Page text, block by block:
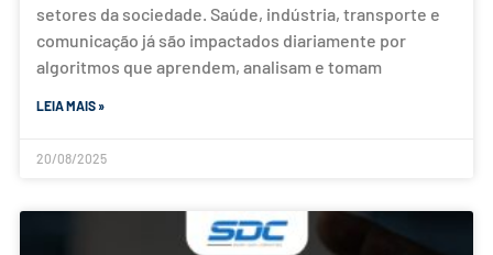
setores da sociedade. Saúde, indústria, transporte e
comunicação já são impactados diariamente por
algoritmos que aprendem, analisam e tomam
LEIA MAIS »
20/08/2025